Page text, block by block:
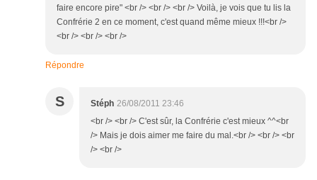
faire encore pire" <br /> <br /> <br /> Voilà, je vois que tu lis la
Confrérie 2 en ce moment, c'est quand même mieux !!!<br />
<br /> <br /> <br />
Répondre
S Stéph 26/08/2011 23:46
<br /> <br /> C'est sûr, la Confrérie c'est mieux ^^<br
/> Mais je dois aimer me faire du mal.<br /> <br /> <br
/> <br />